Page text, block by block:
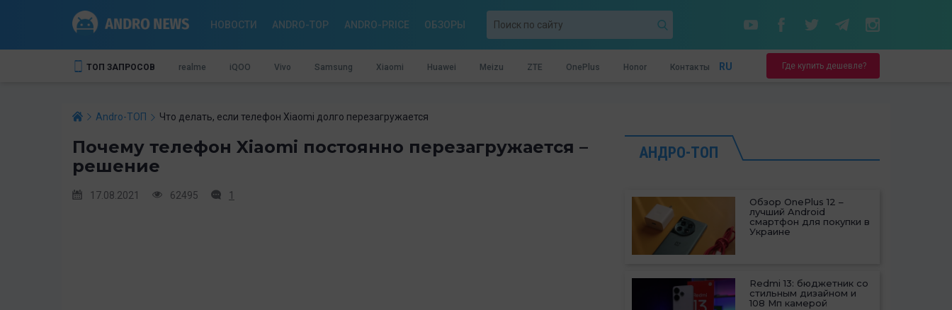
НОВОСТИ ANDRO-TOP ANDRO-PRICE ОБЗОРЫ
ТОП ЗАПРОСОВ realme iQOO Vivo Samsung Xiaomi Huawei Meizu ZTE OnePlus Honor Контакты RU Где купить дешевле?
Andro-ТОП Что делать, если телефон Xiaomi долго перезагружается
Почему телефон Xiaomi постоянно перезагружается –
решение
17.08.2021 62495 1
АНДРО-ТОП
Обзор OnePlus 12 –
лучший Android
смартфон для покупки в
Украине
Redmi 13: бюджетник со
стильным дизайном и
108 Мп камерой